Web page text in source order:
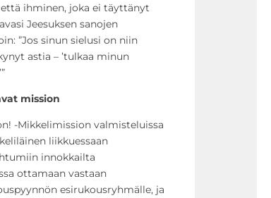
ihminen, joka ei täyttänyt
Jeesuksen sanojen
”Jos sinun sielusi on niin
astia – ’tulkaa minun
mission
-Mikkelimission valmisteluissa
liikkuessaan
innokkailta
ottamaan vastaan
esirukousryhmälle, ja